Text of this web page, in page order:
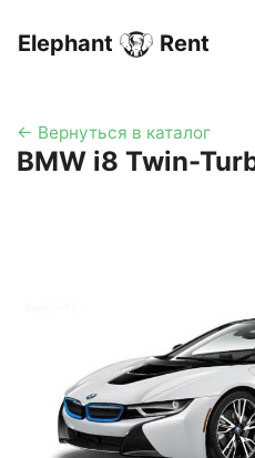
Elephant Rent
← Вернуться в каталог
BMW i8 Twin-